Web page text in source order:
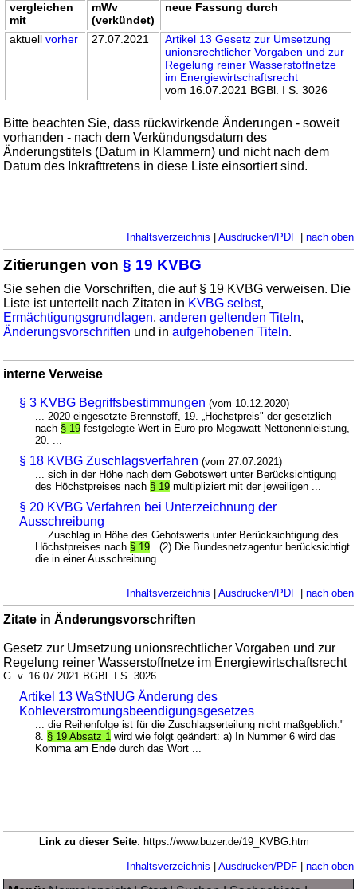
vergleichen
mit
mWv
(verkündet)
neue Fassung durch
aktuellvorher 27.07.2021
Artikel 13 Gesetz zur Umsetzung
unionsrechtlicher Vorgaben und zur
Regelung reiner Wasserstoffnetze
im Energiewirtschaftsrecht
vom 16.07.2021 BGBl. I S. 3026
Bitte beachten Sie, dass rückwirkende Änderungen - soweit
vorhanden - nach dem Verkündungsdatum des
Änderungstitels (Datum in Klammern) und nicht nach dem
Datum des Inkrafttretens in diese Liste einsortiert sind.
Inhaltsverzeichnis Ausdrucken/PDF| nach oben
Zitierungen von§ 19 KVBG
Sie sehen die Vorschriften, die auf § 19 KVBG verweisen. Die
Liste ist unterteilt nach Zitaten in KVBG selbst,
Ermächtigungsgrundlagen,anderen geltenden Titeln,
Änderungsvorschriften und inaufgehobenen Titeln.
interne Verweise
§ 3 KVBG Begriffsbestimmungen (vom 10.12.2020)
... 2020 eingesetzte Brennstoff, 19. „Höchstpreis" der gesetzlich
nach § 19 festgelegte Wert in Euro pro Megawatt Nettonennleistung,
20. ...
§ 18 KVBG Zuschlagsverfahren (vom 27.07.2021)
... sich in der Höhe nach dem Gebotswert unter Berücksichtigung
des Höchstpreises nach § 19 multipliziert mit der jeweiligen ...
§ 20 KVBG Verfahren bei Unterzeichnung der
Ausschreibung
... Zuschlag in Höhe des Gebotswerts unter Berücksichtigung des
Höchstpreises nach § 19 . (2) Die Bundesnetzagentur berücksichtigt
die in einer Ausschreibung ...
Inhaltsverzeichnis Ausdrucken/PDF| nach oben
Zitate in Änderungsvorschriften
Gesetz zur Umsetzung unionsrechtlicher Vorgaben und zur
Regelung reiner Wasserstoffnetze im Energiewirtschaftsrecht
G. v. 16.07.2021 BGBl. I S. 3026
Artikel 13 WaStNUG Änderung des
Kohleverstromungsbeendigungsgesetzes
... die Reihenfolge ist für die Zuschlagserteilung nicht maßgeblich."
8. § 19 Absatz 1 wird wie folgt geändert: a) In Nummer 6 wird das
Komma am Ende durch das Wort ...
Link zu dieser Seite: https://www.buzer.de/19_KVBG.htm
Inhaltsverzeichnis Ausdrucken/PDF| nach oben